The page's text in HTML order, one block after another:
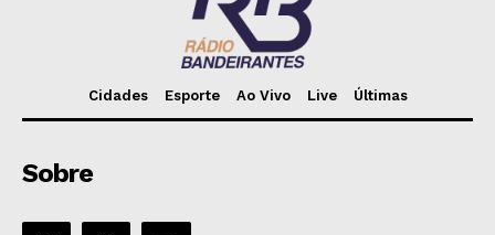
Cidades Esporte Ao Vivo Live Últimas
Sobre